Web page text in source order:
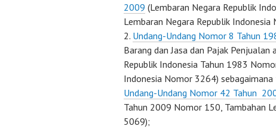
2009 (Lembaran Negara Republik
Lembaran Negara Republik
Undang-Undang Nomor 8 Tahun
Barang dan Jasa dan Pajak
Republik Indonesia Tahun 1983
Indonesia Nomor 3264)
Undang-Undang Nomor 42 Tahun
Tahun 2009 Nomor 150, Tambahan
5069);